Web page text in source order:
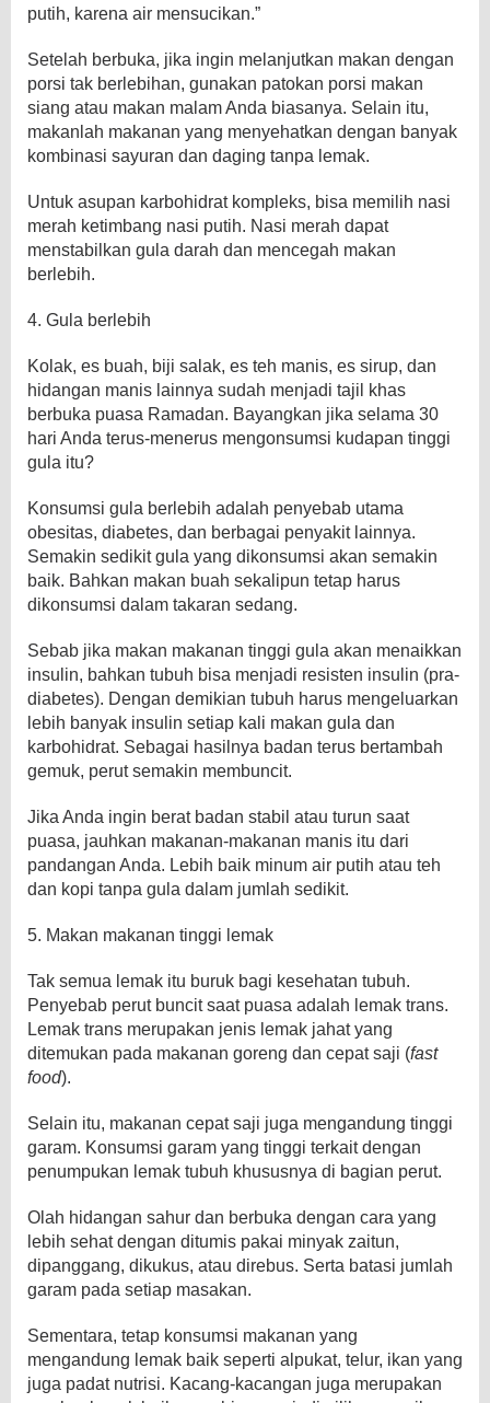
putih, karena air mensucikan.”
Setelah berbuka, jika ingin melanjutkan makan dengan
porsi tak berlebihan, gunakan patokan porsi makan
siang atau makan malam Anda biasanya. Selain itu,
makanlah makanan yang menyehatkan dengan banyak
kombinasi sayuran dan daging tanpa lemak.
Untuk asupan karbohidrat kompleks, bisa memilih nasi
merah ketimbang nasi putih. Nasi merah dapat
menstabilkan gula darah dan mencegah makan
berlebih.
4. Gula berlebih
Kolak, es buah, biji salak, es teh manis, es sirup, dan
hidangan manis lainnya sudah menjadi tajil khas
berbuka puasa Ramadan. Bayangkan jika selama 30
hari Anda terus-menerus mengonsumsi kudapan tinggi
gula itu?
Konsumsi gula berlebih adalah penyebab utama
obesitas, diabetes, dan berbagai penyakit lainnya.
Semakin sedikit gula yang dikonsumsi akan semakin
baik. Bahkan makan buah sekalipun tetap harus
dikonsumsi dalam takaran sedang.
Sebab jika makan makanan tinggi gula akan menaikkan
insulin, bahkan tubuh bisa menjadi resisten insulin (pra-
diabetes). Dengan demikian tubuh harus mengeluarkan
lebih banyak insulin setiap kali makan gula dan
karbohidrat. Sebagai hasilnya badan terus bertambah
gemuk, perut semakin membuncit.
Jika Anda ingin berat badan stabil atau turun saat
puasa, jauhkan makanan-makanan manis itu dari
pandangan Anda. Lebih baik minum air putih atau teh
dan kopi tanpa gula dalam jumlah sedikit.
5. Makan makanan tinggi lemak
Tak semua lemak itu buruk bagi kesehatan tubuh.
Penyebab perut buncit saat puasa adalah lemak trans.
Lemak trans merupakan jenis lemak jahat yang
ditemukan pada makanan goreng dan cepat saji (fast
food).
Selain itu, makanan cepat saji juga mengandung tinggi
garam. Konsumsi garam yang tinggi terkait dengan
penumpukan lemak tubuh khususnya di bagian perut.
Olah hidangan sahur dan berbuka dengan cara yang
lebih sehat dengan ditumis pakai minyak zaitun,
dipanggang, dikukus, atau direbus. Serta batasi jumlah
garam pada setiap masakan.
Sementara, tetap konsumsi makanan yang
mengandung lemak baik seperti alpukat, telur, ikan yang
juga padat nutrisi. Kacang-kacangan juga merupakan